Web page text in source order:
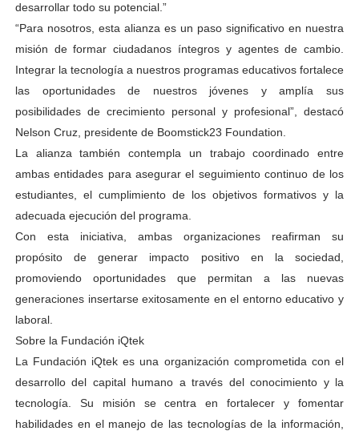
desarrollar todo su potencial.”
“Para nosotros, esta alianza es un paso significativo en nuestra
misión de formar ciudadanos íntegros y agentes de cambio.
Integrar la tecnología a nuestros programas educativos fortalece
las oportunidades de nuestros jóvenes y amplía sus
posibilidades de crecimiento personal y profesional”, destacó
Nelson Cruz, presidente de Boomstick23 Foundation.
La alianza también contempla un trabajo coordinado entre
ambas entidades para asegurar el seguimiento continuo de los
estudiantes, el cumplimiento de los objetivos formativos y la
adecuada ejecución del programa.
Con esta iniciativa, ambas organizaciones reafirman su
propósito de generar impacto positivo en la sociedad,
promoviendo oportunidades que permitan a las nuevas
generaciones insertarse exitosamente en el entorno educativo y
laboral.
Sobre la Fundación iQtek
La Fundación iQtek es una organización comprometida con el
desarrollo del capital humano a través del conocimiento y la
tecnología. Su misión se centra en fortalecer y fomentar
habilidades en el manejo de las tecnologías de la información,